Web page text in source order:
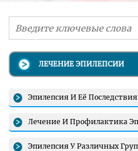
ЛЕЧЕНИЕ ЭПИЛЕПСИИ
Эпилепсия И Её Последствия
Лечение И Профилактика
Эпилепсия У Различных